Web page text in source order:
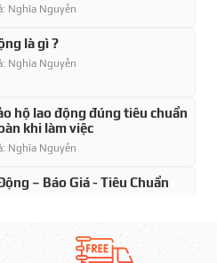
Nghĩa Nguyễn
là gì ?
Nghĩa Nguyễn
hộ lao động đúng tiêu chuẩn
khi làm việc
Nghĩa Nguyễn
– Báo Giá - Tiêu Chuẩn
Nhật Quang giá bao nhiêu